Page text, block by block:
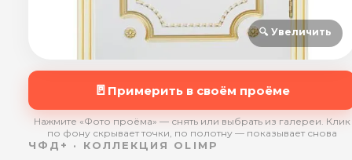
🔍 Увеличить
🚪 Примерить в своём проёме
Нажмите «Фото проёма» — снять или выбрать из галереи. Клик
по фону скрывает точки, по полотну — показывает снова
ЧФД+ · КОЛЛЕКЦИЯ OLIMP